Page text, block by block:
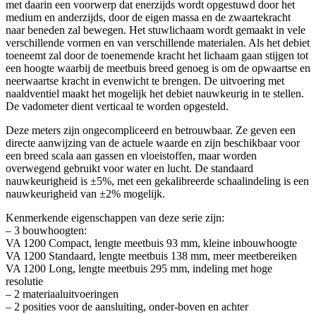
met daarin een voorwerp dat enerzijds wordt opgestuwd door het
medium en anderzijds, door de eigen massa en de zwaartekracht
naar beneden zal bewegen. Het stuwlichaam wordt gemaakt in vele
verschillende vormen en van verschillende materialen. Als het debiet
toeneemt zal door de toenemende kracht het lichaam gaan stijgen tot
een hoogte waarbij de meetbuis breed genoeg is om de opwaartse en
neerwaartse kracht in evenwicht te brengen. De uitvoering met
naaldventiel maakt het mogelijk het debiet nauwkeurig in te stellen.
De vadometer dient verticaal te worden opgesteld.
Deze meters zijn ongecompliceerd en betrouwbaar. Ze geven een
directe aanwijzing van de actuele waarde en zijn beschikbaar voor
een breed scala aan gassen en vloeistoffen, maar worden
overwegend gebruikt voor water en lucht. De standaard
nauwkeurigheid is ±5%, met een gekalibreerde schaalindeling is een
nauwkeurigheid van ±2% mogelijk.
Kenmerkende eigenschappen van deze serie zijn:
– 3 bouwhoogten:
VA 1200 Compact, lengte meetbuis 93 mm, kleine inbouwhoogte
VA 1200 Standaard, lengte meetbuis 138 mm, meer meetbereiken
VA 1200 Long, lengte meetbuis 295 mm, indeling met hoge
resolutie
– 2 materiaaluitvoeringen
– 2 posities voor de aansluiting, onder-boven en achter